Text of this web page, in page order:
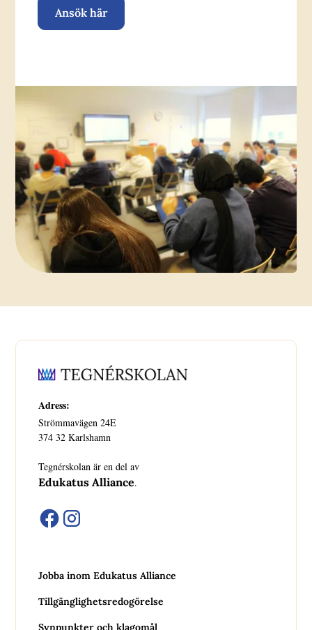
Ansök här
Adress:
Strömmavägen 24E
374 32 Karlshamn
Tegnérskolan är en del av
Edukatus Alliance.
Jobba inom Edukatus Alliance
Tillgänglighetsredogörelse
Synpunkter och klagomål